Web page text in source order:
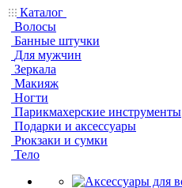
Каталог
Волосы
Банные штучки
Для мужчин
Зеркала
Макияж
Ногти
Парикмахерские инструменты
Подарки и аксессуары
Рюкзаки и сумки
Тело